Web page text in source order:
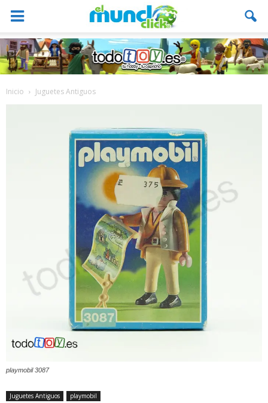
Inicio Juguetes Antiguos
playmobil 3087
Juguetes Antiguos playmobil